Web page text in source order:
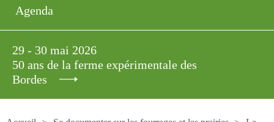
Agenda
29 - 30 mai 2026
50 ans de la ferme expérimentale des
Bordes